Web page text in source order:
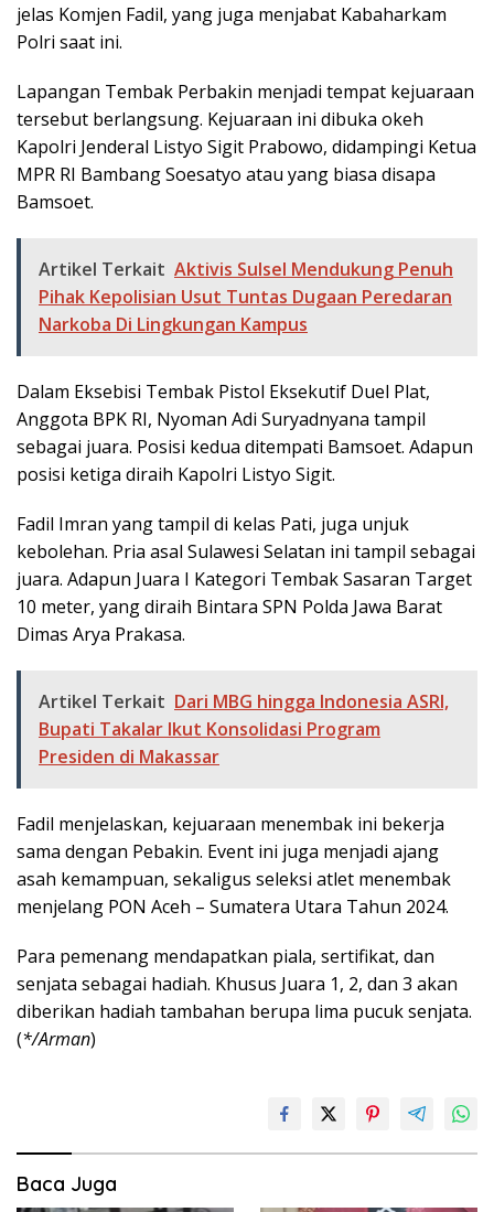
jelas Komjen Fadil, yang juga menjabat Kabaharkam
Polri saat ini.
Lapangan Tembak Perbakin menjadi tempat kejuaraan
tersebut berlangsung. Kejuaraan ini dibuka okeh
Kapolri Jenderal Listyo Sigit Prabowo, didampingi Ketua
MPR RI Bambang Soesatyo atau yang biasa disapa
Bamsoet.
Artikel Terkait Aktivis Sulsel Mendukung Penuh
Pihak Kepolisian Usut Tuntas Dugaan Peredaran
Narkoba Di Lingkungan Kampus
Dalam Eksebisi Tembak Pistol Eksekutif Duel Plat,
Anggota BPK RI, Nyoman Adi Suryadnyana tampil
sebagai juara. Posisi kedua ditempati Bamsoet. Adapun
posisi ketiga diraih Kapolri Listyo Sigit.
Fadil Imran yang tampil di kelas Pati, juga unjuk
kebolehan. Pria asal Sulawesi Selatan ini tampil sebagai
juara. Adapun Juara I Kategori Tembak Sasaran Target
10 meter, yang diraih Bintara SPN Polda Jawa Barat
Dimas Arya Prakasa.
Artikel Terkait Dari MBG hingga Indonesia ASRI,
Bupati Takalar Ikut Konsolidasi Program
Presiden di Makassar
Fadil menjelaskan, kejuaraan menembak ini bekerja
sama dengan Pebakin. Event ini juga menjadi ajang
asah kemampuan, sekaligus seleksi atlet menembak
menjelang PON Aceh – Sumatera Utara Tahun 2024.
Para pemenang mendapatkan piala, sertifikat, dan
senjata sebagai hadiah. Khusus Juara 1, 2, dan 3 akan
diberikan hadiah tambahan berupa lima pucuk senjata.
(*/Arman)
Baca Juga